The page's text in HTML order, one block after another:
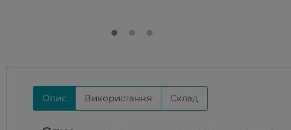
Опис Використання Склад